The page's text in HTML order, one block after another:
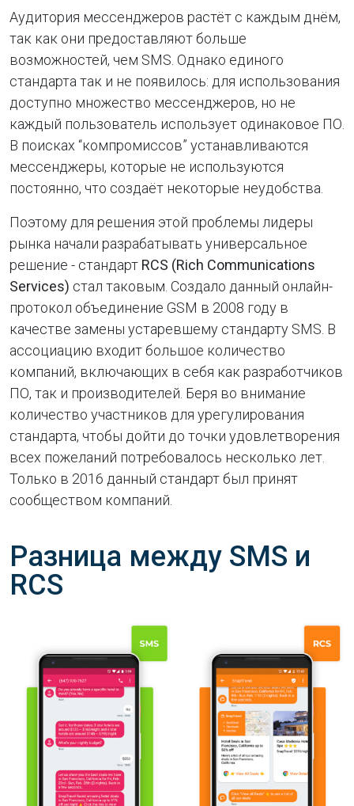
Аудитория мессенджеров растёт с каждым днём,
так как они предоставляют больше
возможностей, чем SMS. Однако единого
стандарта так и не появилось: для использования
доступно множество мессенджеров, но не
каждый пользователь использует одинаковое ПО.
В поисках “компромиссов” устанавливаются
мессенджеры, которые не используются
постоянно, что создаёт некоторые неудобства.
Поэтому для решения этой проблемы лидеры
рынка начали разрабатывать универсальное
решение - стандарт RCS (Rich Communications
Services) стал таковым. Создало данный онлайн-
протокол объединение GSM в 2008 году в
качестве замены устаревшему стандарту SMS. В
ассоциацию входит большое количество
компаний, включающих в себя как разработчиков
ПО, так и производителей. Беря во внимание
количество участников для урегулирования
стандарта, чтобы дойти до точки удовлетворения
всех пожеланий потребовалось несколько лет.
Только в 2016 данный стандарт был принят
сообществом компаний.
Разница между SMS и
RCS